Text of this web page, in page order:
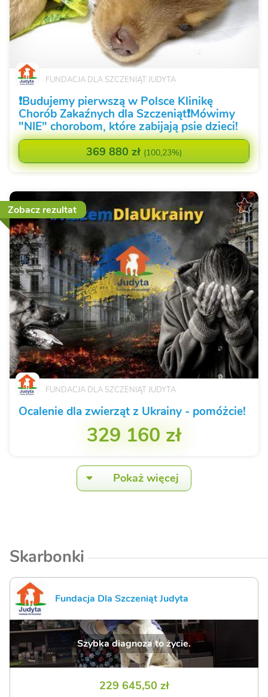
FUNDACJA DLA SZCZENIĄT JUDYTA
❗️Budujemy pierwszą w Polsce Klinikę
Chorób Zakaźnych dla Szczeniąt❗️Mówimy
"NIE" chorobom, które zabijają psie dzieci!
369 880 zł (100,23%)
Zobacz rezultat
FUNDACJA DLA SZCZENIĄT JUDYTA
Ocalenie dla zwierząt z Ukrainy - pomóżcie!
329 160 zł
Pokaż więcej
Skarbonki
Fundacja Dla Szczeniąt Judyta
Szybka diagnoza to życie.
229 645,50 zł